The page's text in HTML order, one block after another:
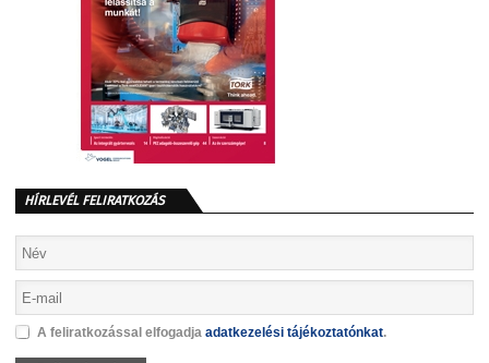
HÍRLEVÉL FELIRATKOZÁS
A feliratkozással elfogadja adatkezelési tájékoztatónkat.